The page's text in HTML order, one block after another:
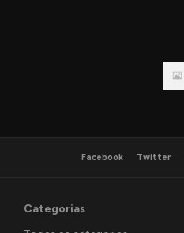
Facebook Twitter
Categorias